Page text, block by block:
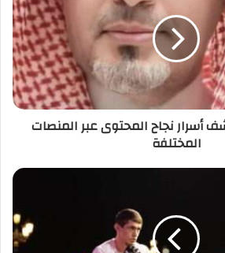
أسرار نجاح المحتوى عبر المنصات
المختلفة